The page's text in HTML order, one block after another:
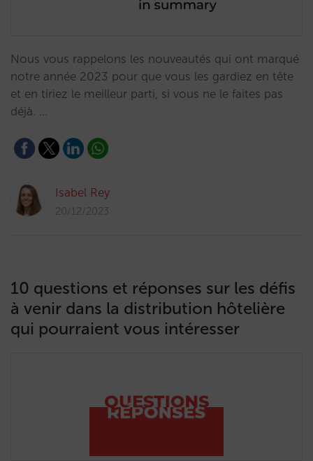
Nous vous rappelons les nouveautés qui ont marqué
notre année 2023 pour que vous les gardiez en tête
et en tiriez le meilleur parti, si vous ne le faites pas
déjà. …
Isabel Rey
20/12/2023
10 questions et réponses sur les défis
à venir dans la distribution hôtelière
qui pourraient vous intéresser